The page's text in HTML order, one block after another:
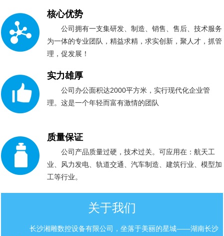
核心优势
公司拥有一支集研发、制造、销售、售后、技术服务
为一体的专业团队，精益求精，求实创新，聚人才，抓管
理，促发展！
实力雄厚
公司办公面积达2000平方米，实行现代化企业管
理。这是一个年轻而富有激情的团队
质量保证
公司产品质量过硬，技术过关。可应用在：航天工
业、风力发电、轨道交通、汽车制造、建筑行业、模型加
工等行业。
关于我们
长沙湘雕数控设备有限公司，坐落于美丽的星城——湖南长沙